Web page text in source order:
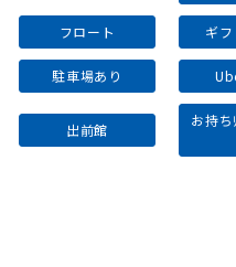
フロート ギ
駐車場あり
出前館
お持